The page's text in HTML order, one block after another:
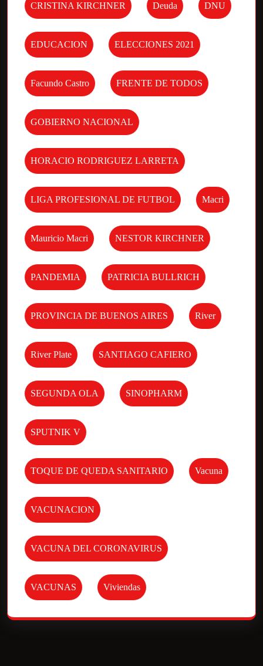
CRISTINA KIRCHNER Deuda DNU
EDUCACION ELECCIONES 2021
Facundo Castro FRENTE DE TODOS
GOBIERNO NACIONAL
HORACIO RODRIGUEZ LARRETA
LIGA PROFESIONAL DE FUTBOL Macri
Mauricio Macri NESTOR KIRCHNER
PANDEMIA PATRICIA BULLRICH
PROVINCIA DE BUENOS AIRES River
River Plate SANTIAGO CAFIERO
SEGUNDA OLA SINOPHARM
SPUTNIK V
TOQUE DE QUEDA SANITARIO Vacuna
VACUNACION
VACUNA DEL CORONAVIRUS
VACUNAS Viviendas